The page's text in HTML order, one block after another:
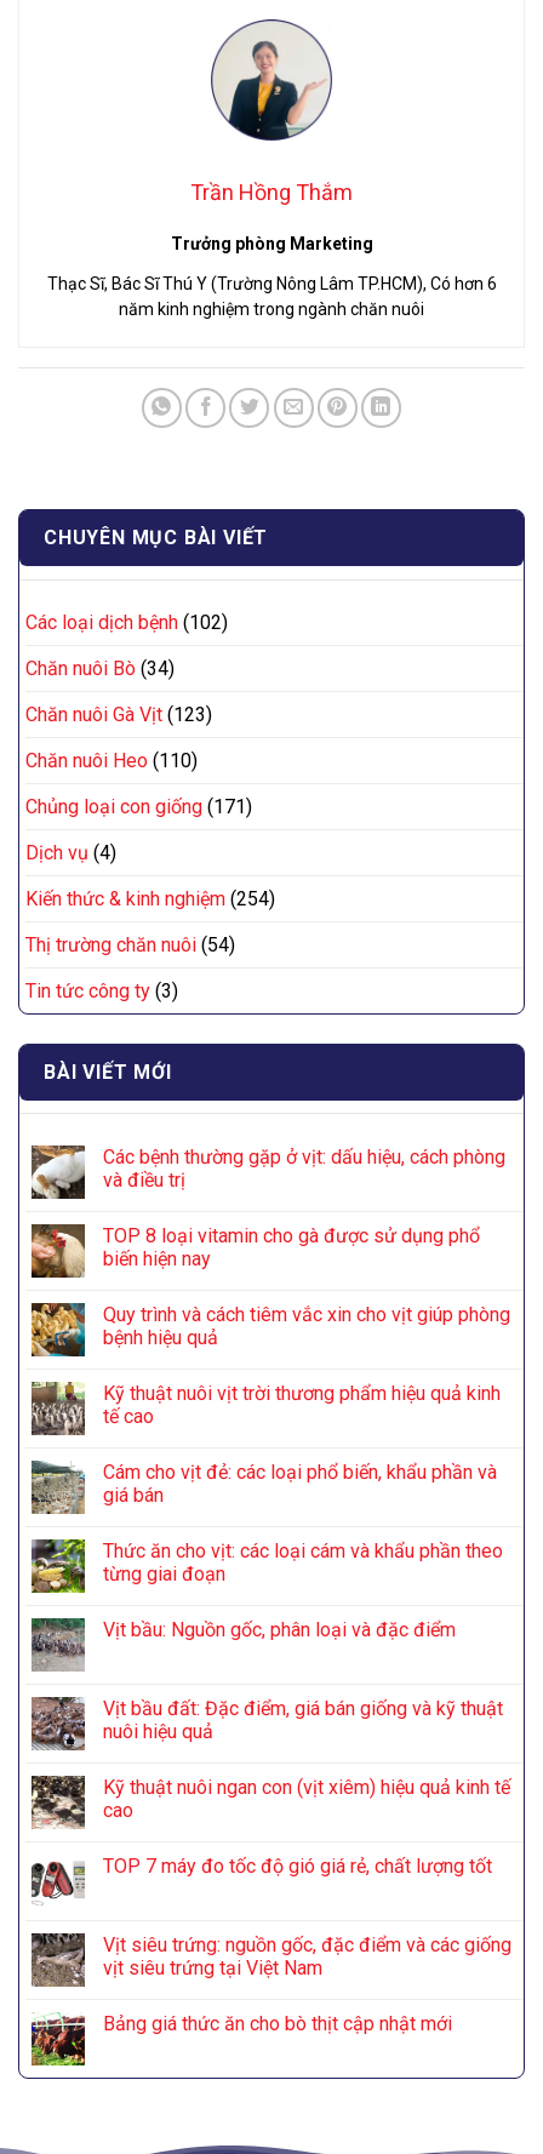
Trần Hồng Thắm
Trưởng phòng Marketing
Thạc Sĩ, Bác Sĩ Thú Y (Trường Nông Lâm TP.HCM), Có hơn 6
năm kinh nghiệm trong ngành chăn nuôi
CHUYÊN MỤC BÀI VIẾT
Các loại dịch bệnh (102)
Chăn nuôi Bò (34)
Chăn nuôi Gà Vịt (123)
Chăn nuôi Heo (110)
Chủng loại con giống (171)
Dịch vụ (4)
Kiến thức & kinh nghiệm (254)
Thị trường chăn nuôi (54)
Tin tức công ty (3)
BÀI VIẾT MỚI
Các bệnh thường gặp ở vịt: dấu hiệu, cách phòng
và điều trị
TOP 8 loại vitamin cho gà được sử dụng phổ
biến hiện nay
Quy trình và cách tiêm vắc xin cho vịt giúp phòng
bệnh hiệu quả
Kỹ thuật nuôi vịt trời thương phẩm hiệu quả kinh
tế cao
Cám cho vịt đẻ: các loại phổ biến, khẩu phần và
giá bán
Thức ăn cho vịt: các loại cám và khẩu phần theo
từng giai đoạn
Vịt bầu: Nguồn gốc, phân loại và đặc điểm
Vịt bầu đất: Đặc điểm, giá bán giống và kỹ thuật
nuôi hiệu quả
Kỹ thuật nuôi ngan con (vịt xiêm) hiệu quả kinh tế
cao
TOP 7 máy đo tốc độ gió giá rẻ, chất lượng tốt
Vịt siêu trứng: nguồn gốc, đặc điểm và các giống
vịt siêu trứng tại Việt Nam
Bảng giá thức ăn cho bò thịt cập nhật mới